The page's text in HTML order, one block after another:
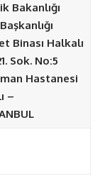
Bakanlığı
Binası Halkalı
Sok. No:5
Hastanesi
–